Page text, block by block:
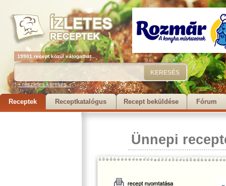
19901 recept közül válogathat...
+ részletes keresés...
Receptek Receptkatalógus Recept beküldése Fórum
Ünnepi